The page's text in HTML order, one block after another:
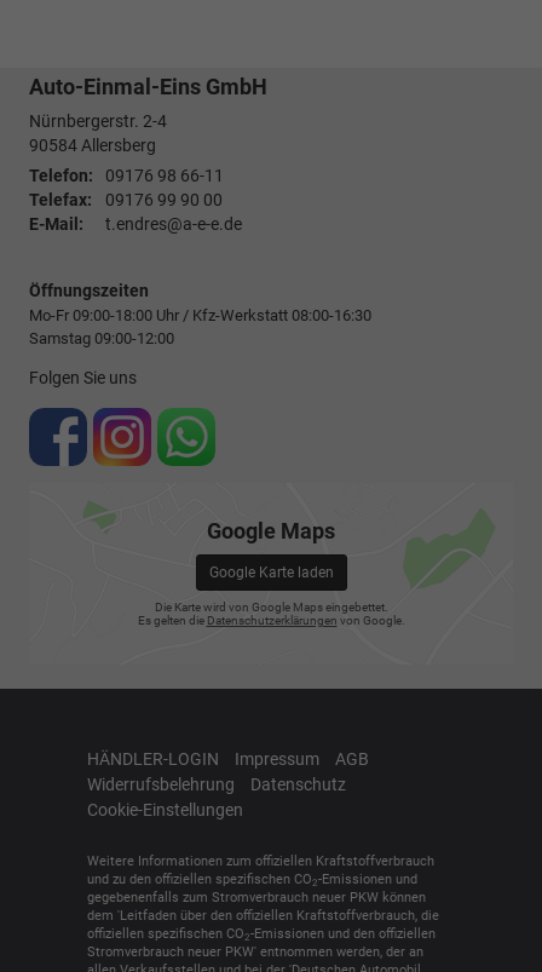
Auto-Einmal-Eins GmbH
Nürnbergerstr. 2-4
90584Allersberg
Telefon:
09176 98 66-11
Telefax:
09176 99 90 00
E-Mail:
t.endres@a-e-e.de
Öffnungszeiten
Mo-Fr 09:00-18:00 Uhr / Kfz-Werkstatt 08:00-16:30
Samstag 09:00-12:00
Folgen Sie uns
Google Maps
Google Karte laden
Die Karte wird von Google Maps eingebettet.
Es gelten die Datenschutzerklärungen von Google.
HÄNDLER-LOGIN Impressum
AGB
Widerrufsbelehrung
Datenschutz
Cookie-Einstellungen
Weitere Informationen zum offiziellen Kraftstoffverbrauch
und zu den offiziellen spezifischen CO2-Emissionen und
gegebenenfalls zum Stromverbrauch neuer PKW können
dem 'Leitfaden über den offiziellen Kraftstoffverbrauch, die
offiziellen spezifischen CO2-Emissionen und den offiziellen
Stromverbrauch neuer PKW' entnommen werden, der an